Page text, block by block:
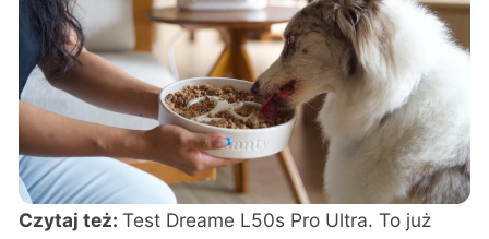
Czytaj też:Test Dreame L50s Pro Ultra. To już